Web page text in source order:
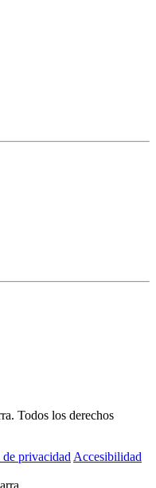
Todos los derechos
privacidadAccesibilidad